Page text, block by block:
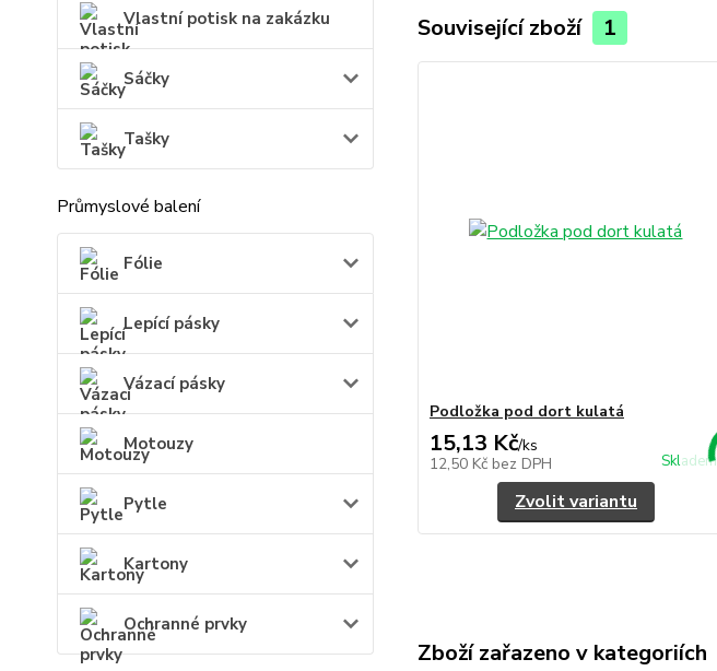
Vlastní potisk na zakázku
Sáčky
Tašky
Průmyslové balení
Fólie
Lepící pásky
Vázací pásky
Motouzy
Pytle
Kartony
Ochranné prvky
Související zboží 1
Podložka pod dort kulatá
15,13 Kč/ks
12,50 Kč bez DPH Skladem
Zvolit variantu
Zboží zařazeno v kategoriích